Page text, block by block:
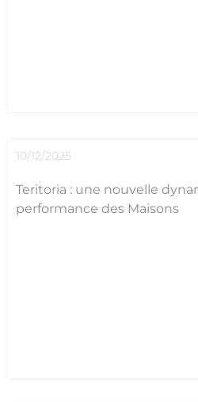
10/12/2025
Teritoria : une nouvelle
performance des Maisons